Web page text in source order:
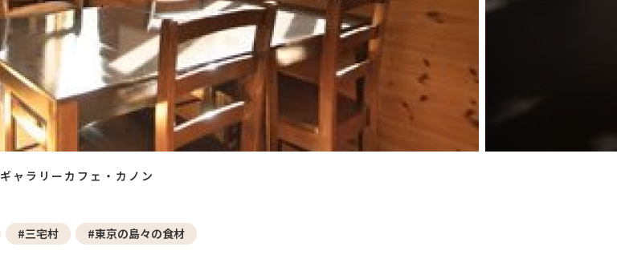
ギャラリーカフェ・カノン
#三宅村 #東京の島々の食材